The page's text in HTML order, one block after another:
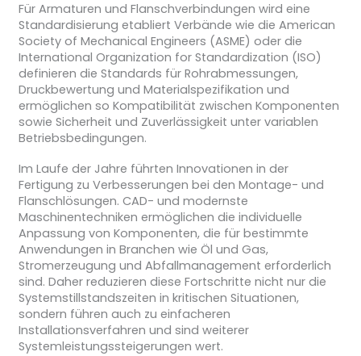
Für Armaturen und Flanschverbindungen wird eine
Standardisierung etabliert Verbände wie die American
Society of Mechanical Engineers (ASME) oder die
International Organization for Standardization (ISO)
definieren die Standards für Rohrabmessungen,
Druckbewertung und Materialspezifikation und
ermöglichen so Kompatibilität zwischen Komponenten
sowie Sicherheit und Zuverlässigkeit unter variablen
Betriebsbedingungen.
Im Laufe der Jahre führten Innovationen in der
Fertigung zu Verbesserungen bei den Montage- und
Flanschlösungen. CAD- und modernste
Maschinentechniken ermöglichen die individuelle
Anpassung von Komponenten, die für bestimmte
Anwendungen in Branchen wie Öl und Gas,
Stromerzeugung und Abfallmanagement erforderlich
sind. Daher reduzieren diese Fortschritte nicht nur die
Systemstillstandszeiten in kritischen Situationen,
sondern führen auch zu einfacheren
Installationsverfahren und sind weiterer
Systemleistungssteigerungen wert.